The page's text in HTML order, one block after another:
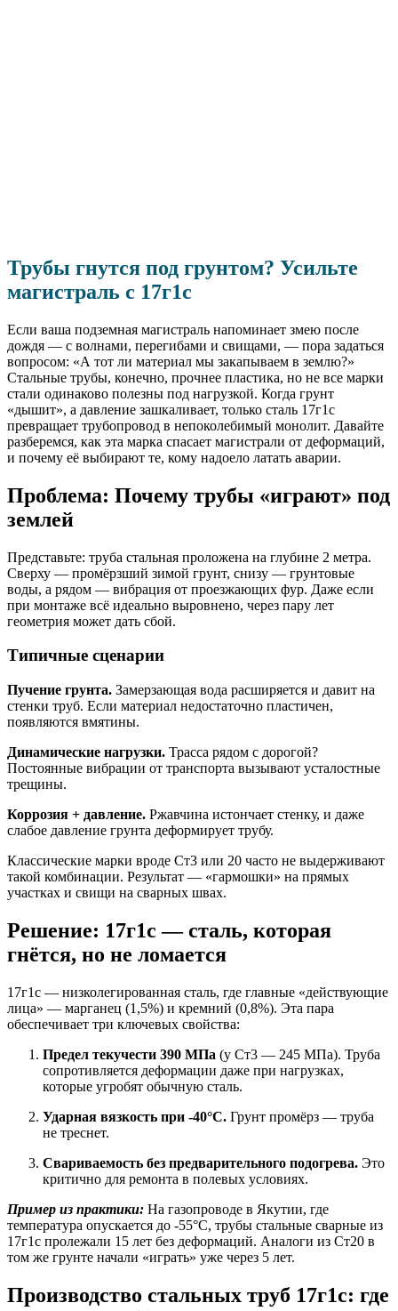
Трубы гнутся под грунтом? Усильте
магистраль с 17г1с
Если ваша подземная магистраль напоминает змею после
дождя — с волнами, перегибами и свищами, — пора задаться
вопросом: «А тот ли материал мы закапываем в землю?»
Стальные трубы, конечно, прочнее пластика, но не все марки
стали одинаково полезны под нагрузкой. Когда грунт
«дышит», а давление зашкаливает, только сталь 17г1с
превращает трубопровод в непоколебимый монолит. Давайте
разберемся, как эта марка спасает магистрали от деформаций,
и почему её выбирают те, кому надоело латать аварии.
Проблема: Почему трубы «играют» под
землей
Представьте: труба стальная проложена на глубине 2 метра.
Сверху — промёрзший зимой грунт, снизу — грунтовые
воды, а рядом — вибрация от проезжающих фур. Даже если
при монтаже всё идеально выровнено, через пару лет
геометрия может дать сбой.
Типичные сценарии
Пучение грунта. Замерзающая вода расширяется и давит на
стенки труб. Если материал недостаточно пластичен,
появляются вмятины.
Динамические нагрузки. Трасса рядом с дорогой?
Постоянные вибрации от транспорта вызывают усталостные
трещины.
Коррозия + давление. Ржавчина истончает стенку, и даже
слабое давление грунта деформирует трубу.
Классические марки вроде Ст3 или 20 часто не выдерживают
такой комбинации. Результат — «гармошки» на прямых
участках и свищи на сварных швах.
Решение: 17г1с — сталь, которая
гнётся, но не ломается
17г1с — низколегированная сталь, где главные «действующие
лица» — марганец (1,5%) и кремний (0,8%). Эта пара
обеспечивает три ключевых свойства:
Предел текучести 390 МПа (у Ст3 — 245 МПа). Труба
сопротивляется деформации даже при нагрузках,
которые угробят обычную сталь.
Ударная вязкость при -40°C. Грунт промёрз — труба
не треснет.
Свариваемость без предварительного подогрева. Это
критично для ремонта в полевых условиях.
Пример из практики: На газопроводе в Якутии, где
температура опускается до -55°C, трубы стальные сварные из
17г1с пролежали 15 лет без деформаций. Аналоги из Ст20 в
том же грунте начали «играть» уже через 5 лет.
Производство стальных труб 17г1с: где